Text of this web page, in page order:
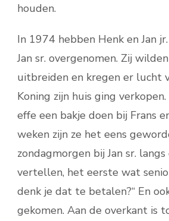
houden.
In 1974 hebben Henk en Jan
Jan sr. overgenomen. Zij
uitbreiden en kregen er lucht
Koning zijn huis ging verkopen.
effe een bakje doen bij Frans
weken zijn ze het eens
zondagmorgen bij Jan sr.
vertellen, het eerste wat
denk je dat te betalen?“ En
gekomen. Aan de overkant is